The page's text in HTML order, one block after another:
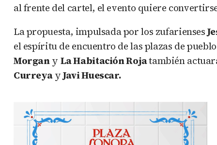
al frente del cartel, el evento quiere
La propuesta, impulsada por los zufarienses
el espíritu de encuentro de las plazas de
Morgany La Habitación Rojatambién
CurreyayJavi Huescar.